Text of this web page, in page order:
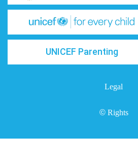
UNICEF Parenting
Legal
©Rights